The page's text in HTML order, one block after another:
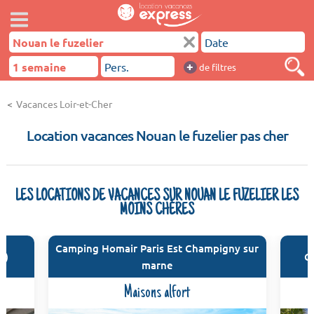
+ de filtres
Vacances Loir-et-Cher
Location vacances Nouan le fuzelier pas cher
LES LOCATIONS DE VACANCES SUR NOUAN LE FUZELIER LES
MOINS CHÈRES
Camping Homair Paris Est Champigny sur
marne
Maisons alfort